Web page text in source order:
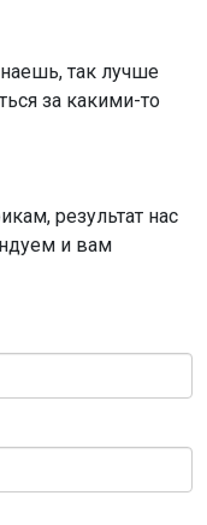
так лучше
за какими-то
результат нас
и вам